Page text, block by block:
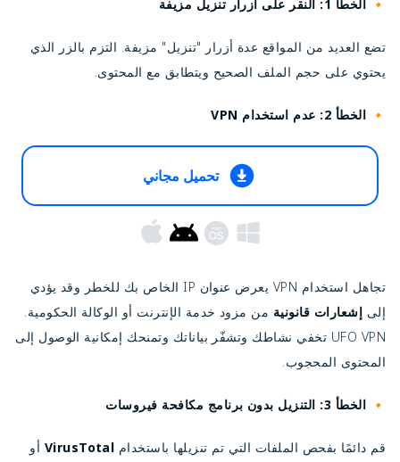
🔸 الخطأ 1: النقر على أزرار تنزيل مزيفة
تضع العديد من المواقع عدة أزرار "تنزيل" مزيفة. التزم بالزر الذي
يحتوي على حجم الملف الصحيح ويتطابق مع المحتوى.
🔸 الخطأ 2: عدم استخدام VPN
تحميل مجاني
تجاهل استخدام VPN يعرض عنوان IP الخاص بك للخطر وقد يؤدي
إلى إشعارات قانونية من مزود خدمة الإنترنت أو الوكالة الحكومية.
UFO VPN تخفي نشاطك وتشفّر بياناتك وتمنحك إمكانية الوصول إلى
المحتوى المحجوب.
🔸 الخطأ 3: التنزيل بدون برنامج مكافحة فيروسات
قم دائمًا بفحص الملفات التي تم تنزيلها باستخدام VirusTotal أو